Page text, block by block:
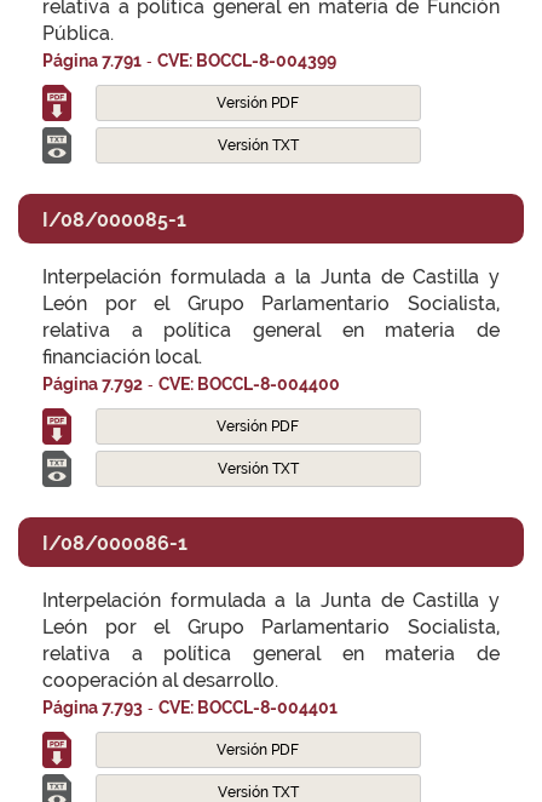
relativa a política general en materia de Función
Pública.
Página 7.791 - CVE: BOCCL-8-004399
Versión PDF
Versión TXT
I/08/000085-1
Interpelación formulada a la Junta de Castilla y
León por el Grupo Parlamentario Socialista,
relativa a política general en materia de
financiación local.
Página 7.792 - CVE: BOCCL-8-004400
Versión PDF
Versión TXT
I/08/000086-1
Interpelación formulada a la Junta de Castilla y
León por el Grupo Parlamentario Socialista,
relativa a política general en materia de
cooperación al desarrollo.
Página 7.793 - CVE: BOCCL-8-004401
Versión PDF
Versión TXT